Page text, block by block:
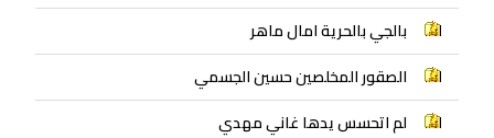
بالجي بالحرية امال ماهر
الصقور المخلصين حسين الجسمي
لم اتحسس يدها غاني مهدي